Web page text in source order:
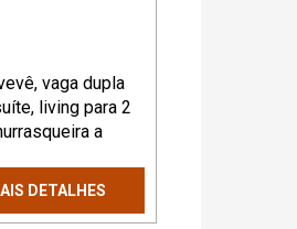
vaga dupla
living para 2
a
DETALHES